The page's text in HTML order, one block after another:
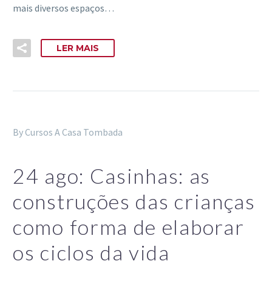
mais diversos espaços…
LER MAIS
By Cursos A Casa Tombada
24 ago: Casinhas: as
construções das crianças
como forma de elaborar
os ciclos da vida